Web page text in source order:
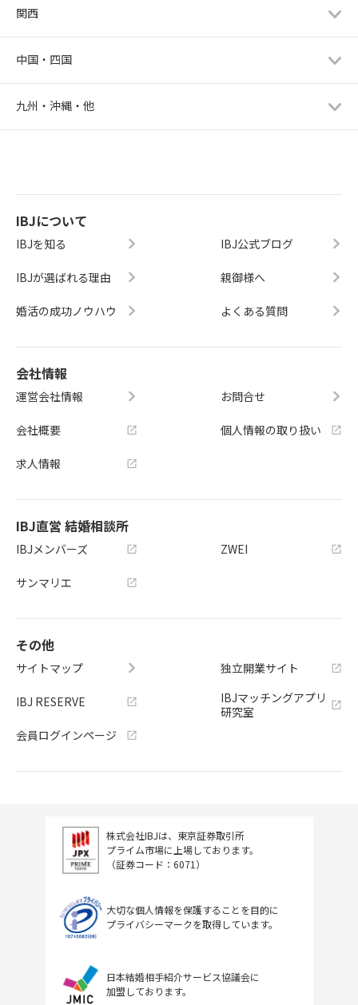
関西
中国・四国
九州・沖縄・他
IBJについて
IBJを知る
IBJが選ばれる理由
婚活の成功ノウハウ
IBJ公式ブログ
親御様へ
よくある質問
会社情報
運営会社情報
会社概要
求人情報
お問合せ
個人情報の取り扱い
IBJ直営 結婚相談所
IBJメンバーズ
サンマリエ
ZWEI
その他
サイトマップ
IBJ RESERVE
会員ログインページ
独立開業サイト
IBJマッチングアプリ
研究室
株式会社IBJは、東京証券取引所
プライム市場に上場しております。
（証券コード：6071）
大切な個人情報を保護することを目的に
プライバシーマークを取得しています。
日本結婚相手紹介サービス協議会に
加盟しております。